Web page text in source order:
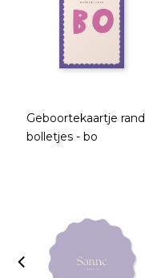
Geboortekaartje rand
bolletjes - bo